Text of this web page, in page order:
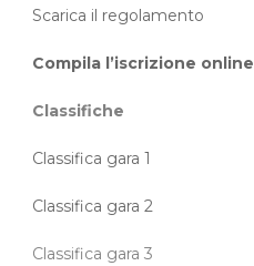
Scarica il regolamento
Compila l’iscrizione online
Classifiche
Classifica gara 1
Classifica gara 2
Classifica gara 3